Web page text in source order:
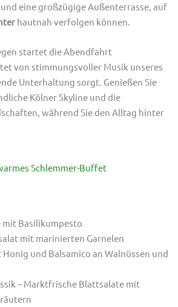
eine großzügige Außenterrasse, auf
hautnah verfolgen können.
startet die Abendfahrt
von stimmungsvoller Musik unseres
Unterhaltung sorgt. Genießen Sie
Kölner Skyline und die
während Sie den Alltag hinter
Schlemmer-Buffet
mit Basilikumpesto
mit marinierten Garnelen
Honig und Balsamico an Walnüssen und
– Marktfrische Blattsalate mit